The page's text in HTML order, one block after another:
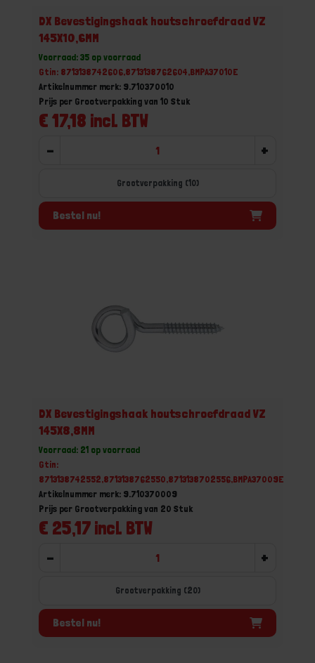
DX Bevestigingshaak houtschroefdraad VZ
145X10,6MM
Voorraad: 35 op voorraad
Gtin: 8713138742606,8713138762604,BMPA37010E
Artikelnummer merk: 9.710370010
€ 17,18 incl. BTW
Prijs per Grootverpakking van 10 Stuk
- +
Grootverpakking (10)
Bestel nu!
DX Bevestigingshaak houtschroefdraad VZ
145X8,8MM
Voorraad: 21 op voorraad
Gtin:
8713138742552,8713138762550,8713138702556,BMPA37009E
Artikelnummer merk: 9.710370009
€ 25,17 incl. BTW
Prijs per Grootverpakking van 20 Stuk
- +
Grootverpakking (20)
Bestel nu!